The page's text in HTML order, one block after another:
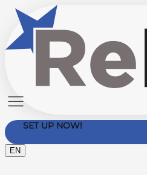
SET UP NOW!
EN